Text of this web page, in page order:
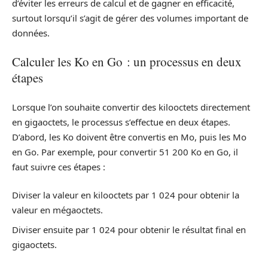
d’éviter les erreurs de calcul et de gagner en efficacité,
surtout lorsqu’il s’agit de gérer des volumes important de
données.
Calculer les Ko en Go : un processus en deux
étapes
Lorsque l’on souhaite convertir des kilooctets directement
en gigaoctets, le processus s’effectue en deux étapes.
D’abord, les Ko doivent être convertis en Mo, puis les Mo
en Go. Par exemple, pour convertir 51 200 Ko en Go, il
faut suivre ces étapes :
Diviser la valeur en kilooctets par 1 024 pour obtenir la
valeur en mégaoctets.
Diviser ensuite par 1 024 pour obtenir le résultat final en
gigaoctets.